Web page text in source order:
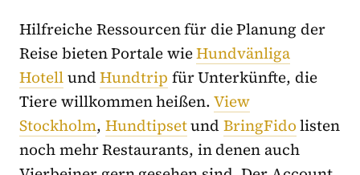
Hilfreiche Ressourcen für die Planung der
Reise bieten Portale wieHundvänliga
HotellundHundtrip für Unterkünfte, die
Tiere willkommen heißen.View
Stockholm, Hundtipsetund BringFidolisten
noch mehr Restaurants, in denen auch